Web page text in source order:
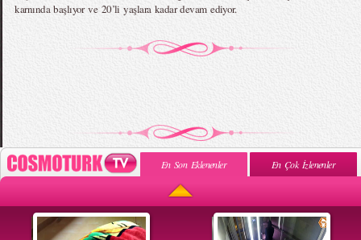
karnında başlıyor ve 20’li yaşlara kadar devam ediyor.
En Son Eklenenler En Çok İzlenenler